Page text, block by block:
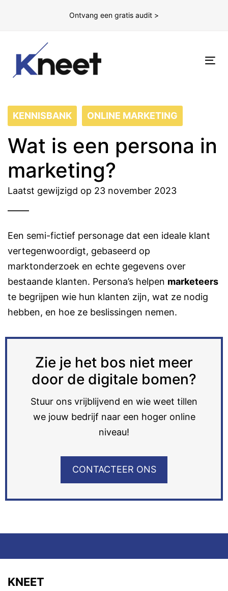
Ontvang een gratis audit >
KENNISBANK ONLINE MARKETING
Wat is een persona in
marketing?
Laatst gewijzigd op 23 november 2023
Een semi-fictief personage dat een ideale klant
vertegenwoordigt, gebaseerd op
marktonderzoek en echte gegevens over
bestaande klanten. Persona’s helpen marketeers
te begrijpen wie hun klanten zijn, wat ze nodig
hebben, en hoe ze beslissingen nemen.
Zie je het bos niet meer
door de digitale bomen?
Stuur ons vrijblijvend en wie weet tillen
we jouw bedrijf naar een hoger online
niveau!
CONTACTEER ONS
KNEET